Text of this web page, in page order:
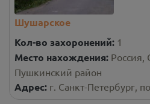
Шушарское
Кол-во захоронений: 1
Место нахождения: Россия,
Пушкинский район
Адрес: г. Санкт-Петербург,